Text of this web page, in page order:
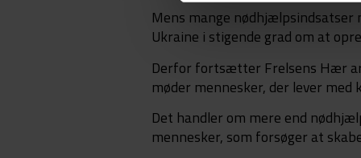
Mens mange
Ukraine i stigende grad om at
Derfor fortsætter Frelsens Hær
møder mennesker, der lever med
Det handler om mere end
mennesker, som forsøger at